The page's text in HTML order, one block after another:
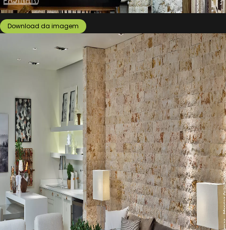
Download da imagem